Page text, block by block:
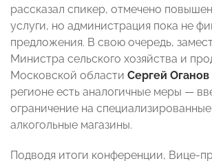
рассказал спикер, отмечено
услуги, но администрация пока не
предложения. В свою очередь,
Министра сельского хозяйства и
Московской области Сергей Оганов
регионе есть аналогичные меры —
ограничение на
алкогольные магазины.
Подводя итоги конференции, Вице-